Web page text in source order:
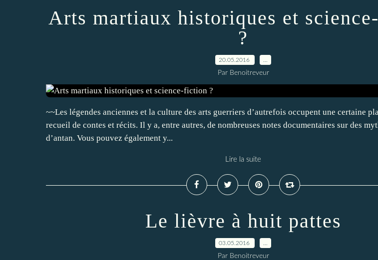
Arts martiaux historiques et
?
20.05.2016
Par Benoitreveur
~~Les légendes anciennes et la culture des arts guerriers d’autrefois occupent une certaine
recueil de contes et récits. Il y a, entre autres, de nombreuses notes documentaires sur des
d’antan. Vous pouvez également y...
Lire la suite
Le lièvre à huit pattes
03.05.2016
Par Benoitreveur